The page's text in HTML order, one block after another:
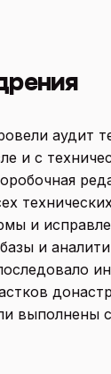
аудит
и с
и
и
выполнены